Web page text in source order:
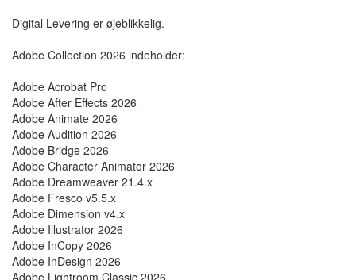
Digital Levering er øjeblikkelig.
Adobe Collection 2026 indeholder:
Adobe Acrobat Pro
Adobe After Effects 2026
Adobe Animate 2026
Adobe Audition 2026
Adobe Bridge 2026
Adobe Character Animator 2026
Adobe Dreamweaver 21.4.x
Adobe Fresco v5.5.x
Adobe Dimension v4.x
Adobe Illustrator 2026
Adobe InCopy 2026
Adobe InDesign 2026
Adobe Lightroom Classic 2026